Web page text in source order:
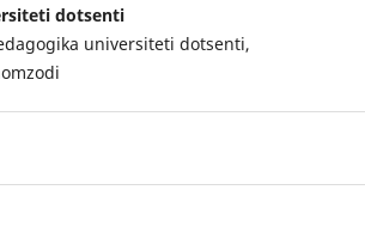
dotsenti
universiteti dotsenti,